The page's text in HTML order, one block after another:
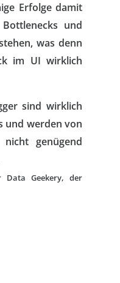
Erfolge damit
und
was denn
im UI wirklich
sind wirklich
und werden von
genügend
Data Geekery, der